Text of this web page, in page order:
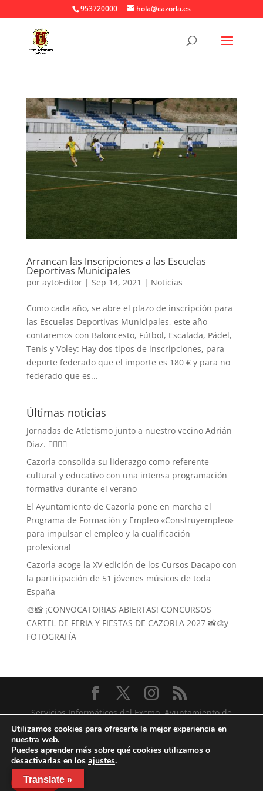
953720000 hola@cazorla.es
Arrancan las Inscripciones a las Escuelas
Deportivas Municipales
por aytoEditor| Sep 14, 2021 | Noticias
Como cada año, se abre el plazo de inscripción para
las Escuelas Deportivas Municipales, este año
contaremos con Baloncesto, Fútbol, Escalada, Pádel,
Tenis y Voley: Hay dos tipos de inscripciones, para
deporte federado que el importe es 180 € y para no
federado que es...
Últimas noticias
Jornadas de Atletismo junto a nuestro vecino Adrián
Díaz. 🏃‍♀️🏃‍♂️
Cazorla consolida su liderazgo como referente
cultural y educativo con una intensa programación
formativa durante el verano
El Ayuntamiento de Cazorla pone en marcha el
Programa de Formación y Empleo «Construyempleo»
para impulsar el empleo y la cualificación
profesional
Cazorla acoge la XV edición de los Cursos Dacapo con
la participación de 51 jóvenes músicos de toda
España
🎨📸 ¡CONVOCATORIAS ABIERTAS! CONCURSOS
CARTEL DE FERIA Y FIESTAS DE CAZORLA 2027 📸🎨y
FOTOGRAFÍA
Servicios Informáticos del Excmo. Ayuntamiento de
Cazorla
Translate »
Utilizamos cookies para ofrecerte la mejor experiencia en
nuestra web.
Puedes aprender más sobre qué cookies utilizamos o
desactivarlas en los ajustes.
Aceptar